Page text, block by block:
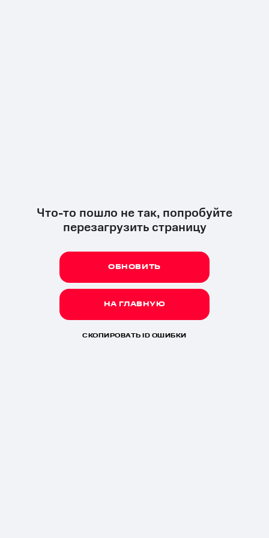
Что-то пошло не так, попробуйте
перезагрузить страницу
ОБНОВИТЬ
НА ГЛАВНУЮ
СКОПИРОВАТЬ ID ОШИБКИ